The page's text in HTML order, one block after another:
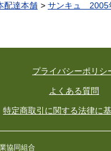
配達本舗 サンキュ 2005
プライバシーポリシ
よくある質問
特定商取引に関する法律に
協同組合